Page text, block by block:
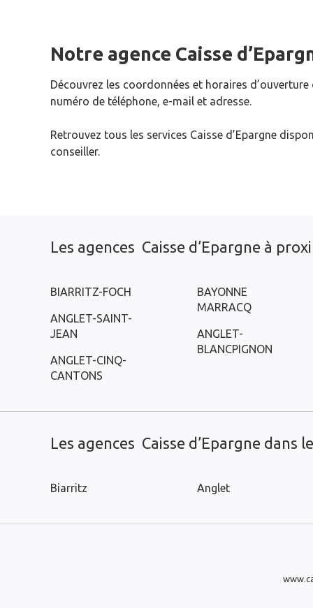
Notre agence Caisse
Découvrez les coordonnées et horaires d’ouverture
numéro de téléphone, e-mail et adresse.
Retrouvez tous les services Caisse d’Epargne
conseiller.
Les agences Caisse d’Epargne à
BIARRITZ-FOCH
ANGLET-SAINT-
JEAN
ANGLET-CINQ-
CANTONS
BAYONNE
MARRACQ
ANGLET-
BLANCPIGNON
Les agences Caisse d’Epargne dans
Biarritz Anglet